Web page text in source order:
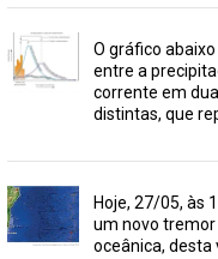
O gráfico
entre a
corrente em
distintas, que
Hoje, 27/05, às
um novo
oceânica, desta